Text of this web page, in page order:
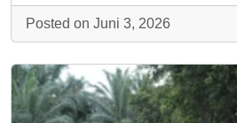
Posted on Juni 3, 2026